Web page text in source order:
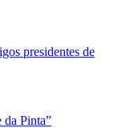
presidentes de
Pinta”